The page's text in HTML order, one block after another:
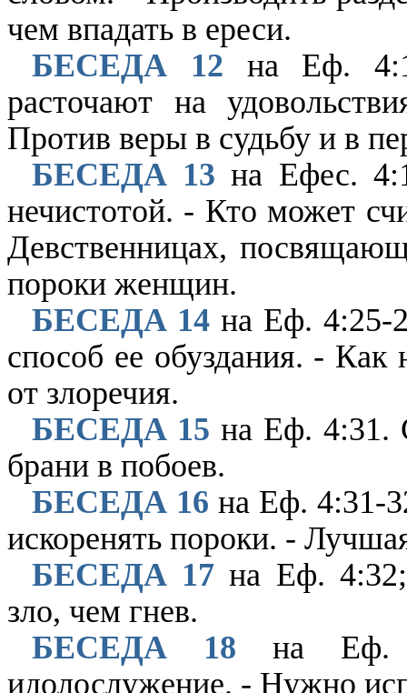
чем впадать в ереси.
БЕСЕДА 12 на Еф.
расточают на
Против веры в судьбу и в
БЕСЕДА 13 на Ефес.
нечистотой. - Кто может
Девственницах,
пороки женщин.
БЕСЕДА 14 на Еф. 4:25-
способ ее обуздания. -
от злоречия.
БЕСЕДА 15 на Еф. 4:31.
брани в побоев.
БЕСЕДА 16 на Еф. 4:31-
искоренять пороки. -
БЕСЕДА 17на Еф. 4:32;
зло, чем гнев.
БЕСЕДА 18 на Еф.
идолослужение. - Нужно